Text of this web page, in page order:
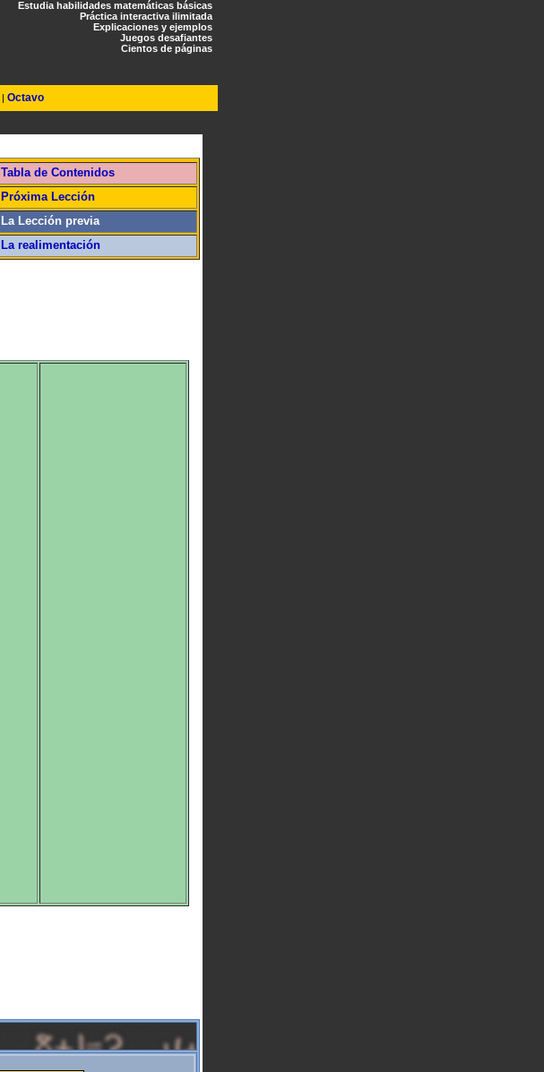
Estudia habilidades matemáticas básicas
Práctica interactiva ilimitada
Explicaciones y ejemplos
Juegos desafiantes
Cientos de páginas
| Octavo
Tabla de Contenidos
Próxima Lección
La Lección previa
La realimentación